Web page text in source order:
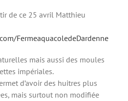
de ce 25 avril Matthieu
FermeaquacoledeDardenne
mais aussi des moules
impériales.
d’avoir des huitres plus
mais surtout non modifiée